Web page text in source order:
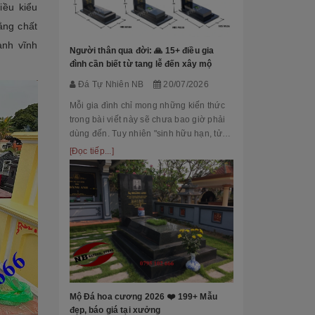
kiểu
chất
vĩnh
Người thân qua đời: 🙏 15+ điều gia
đình cần biết từ tang lễ đến xây mộ
Đá Tự Nhiên NB 20/07/2026
Mỗi gia đình chỉ mong những kiến thức
trong bài viết này sẽ chưa bao giờ phải
dùng đến. Tuy nhiên "sinh hữu hạn, tử
bất kỳ" việc chuẩn bị đầy đủ kiến thức về
các thủ tục, nghi lễ và xây dựng mộ
phầ...
[Đọc tiếp...]
Mộ Đá hoa cương 2026 ❤️ 199+ Mẫu
đẹp, báo giá tại xưởng